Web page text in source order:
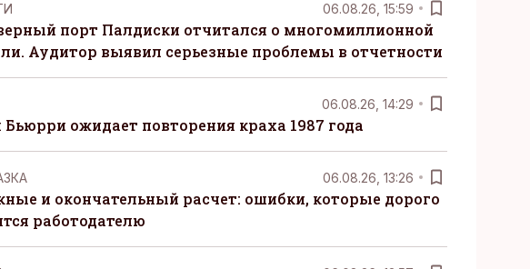
06.08.26, 15:59
порт Палдиски отчитался о многомиллионной
Аудитор выявил серьезные проблемы в отчетности
06.08.26, 14:29
ожидает повторения краха 1987 года
06.08.26, 13:26
и окончательный расчет: ошибки, которые дорого
работодателю